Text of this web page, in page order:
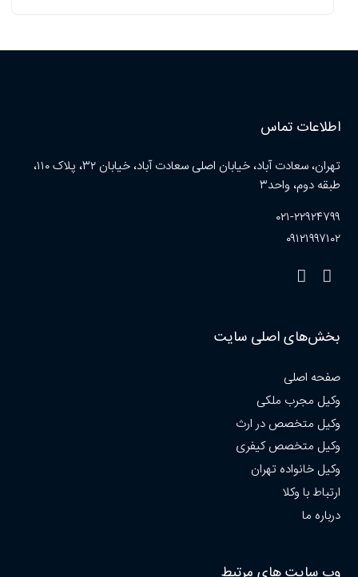
اطلاعات تماس
تهران، سعادت آباد، خیابان اصلی سعادت آباد، خیابان ۳۲، پلاک ۱۱۰،
طبقه دوم، واحد۳
۰۲۱-۲۲۹۲۴۷۹۹
۰۹۱۲۱۹۹۷۱۰۲
بخش‌های اصلی سایت
صفحه اصلی
وکیل مجرب ملکی
وکیل متخصص در ارث
وکیل متخصص کیفری
وکیل خانواده تهران
ارتباط با وکلا
درباره ما